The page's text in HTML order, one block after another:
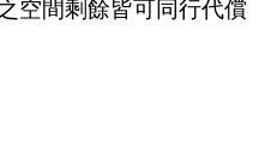
空間剩餘皆可同行代償